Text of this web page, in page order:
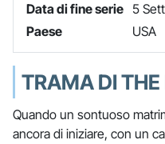
Data di fine serie 5
Paese
USA
TRAMA DI THE
Quando un sontuoso
ancora di iniziare, con un